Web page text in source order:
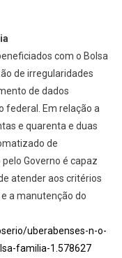
com o Bolsa
de irregularidades
de dados
federal. Em relação a
e quarenta e duas
de
Governo é capaz
atender aos critérios
a manutenção do
uberabenses-n-o-
familia-1.578627